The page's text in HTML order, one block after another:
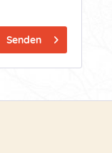
Senden